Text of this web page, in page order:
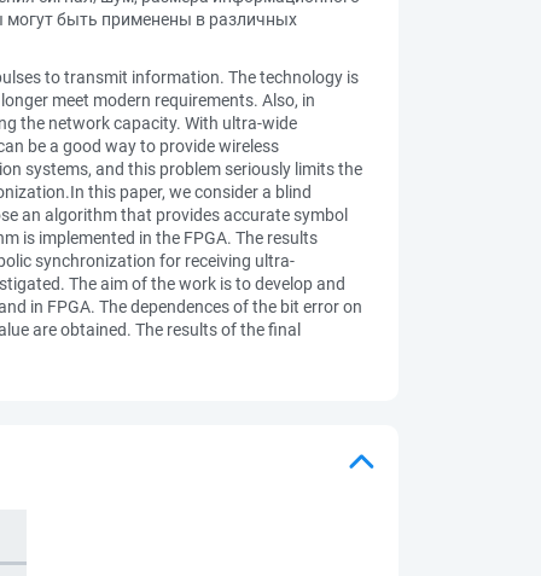
могут быть применены в различных
to transmit information. The technology is
meet modern requirements. Also, in
the network capacity. With ultra-wide
be a good way to provide wireless
systems, and this problem seriously limits the
this paper, we consider a blind
an algorithm that provides accurate symbol
is implemented in the FPGA. The results
synchronization for receiving ultra-
The aim of the work is to develop and
in FPGA. The dependences of the bit error on
are obtained. The results of the final